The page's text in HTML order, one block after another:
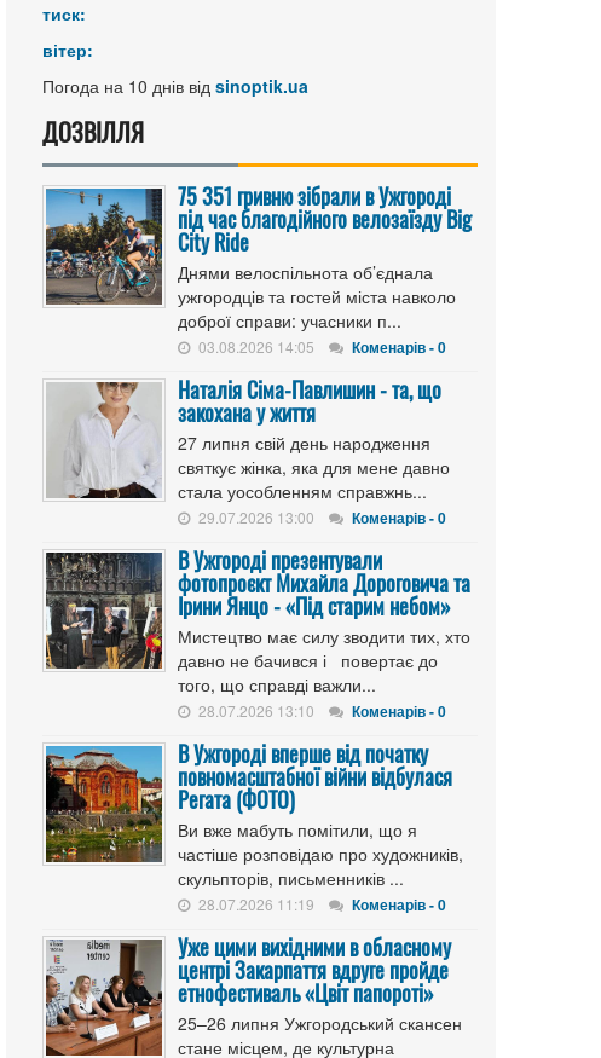
тиск:
вітер:
Погода на 10 днів від sinoptik.ua
ДОЗВІЛЛЯ
75 351 гривню зібрали в Ужгороді
під час благодійного велозаїзду Big
Сity Ride
Днями велоспільнота об’єднала
ужгородців та гостей міста навколо
доброї справи: учасники п...
03.08.2026 14:05 Коменарів - 0
Наталія Сіма-Павлишин - та, що
закохана у життя
27 липня свій день народження
святкує жінка, яка для мене давно
стала уособленням справжнь...
29.07.2026 13:00 Коменарів - 0
В Ужгороді презентували
фотопроєкт Михайла Дороговича та
Ірини Янцо - «Під старим небом»
Мистецтво має силу зводити тих, хто
давно не бачився і повертає до
того, що справді важли...
28.07.2026 13:10 Коменарів - 0
В Ужгороді вперше від початку
повномасштабної війни відбулася
Регата (ФОТО)
Ви вже мабуть помітили, що я
частіше розповідаю про художників,
скульпторів, письменників ...
28.07.2026 11:19 Коменарів - 0
Уже цими вихідними в обласному
центрі Закарпаття вдруге пройде
етнофестиваль «Цвіт папороті»
25–26 липня Ужгородський скансен
стане місцем, де культурна